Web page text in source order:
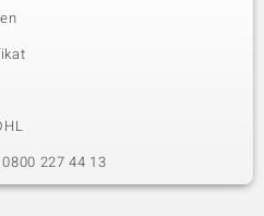
227 44 13